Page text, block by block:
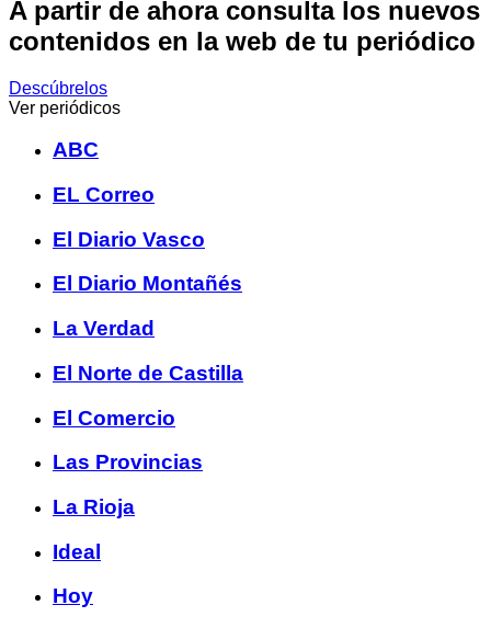
A partir de ahora consulta los nuevos
contenidos en la web de tu periódico
Descúbrelos
Ver periódicos
ABC
EL Correo
El Diario Vasco
El Diario Montañés
La Verdad
El Norte de Castilla
El Comercio
Las Provincias
La Rioja
Ideal
Hoy